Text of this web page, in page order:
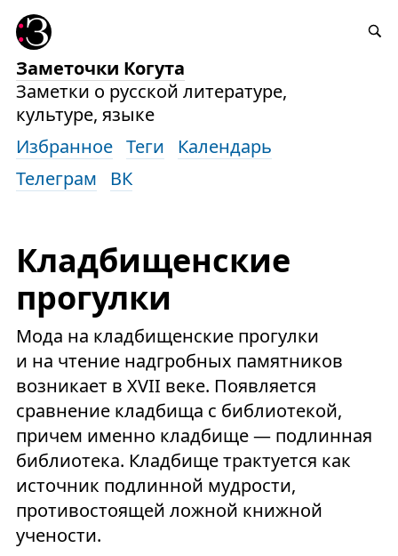
Заметочки Когута
Заметки о русской литературе,
культуре, языке
Избранное Теги
Календарь
Телеграм
ВК
Кладбищенские
прогулки
Мода на кладбищенские прогулки
и на чтение надгробных памятников
возникает в XVII веке. Появляется
сравнение кладбища с библиотекой,
причем именно кладбище — подлинная
библиотека. Кладбище трактуется как
источник подлинной мудрости,
противостоящей ложной книжной
учености.